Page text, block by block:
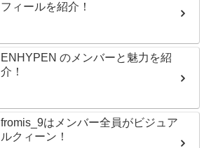
フィールを紹介！
ENHYPEN のメンバーと魅力を紹
介！
fromis_9はメンバー全員がビジュア
ルクィーン！